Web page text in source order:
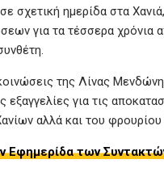
σχετική ημερίδα στα
για τα τέσσερα χρόνια
της Λίνας Μενδώνη
εξαγγελίες για τις
αλλά και του φρουρίου
Εφημερίδα των